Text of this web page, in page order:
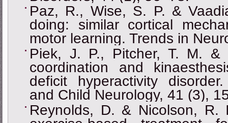
Paz, R., Wise, S. P. &
doing: similar cortical
motor learning. Trends in
Piek, J. P., Pitcher, T. M. &
coordination and
deficit hyperactivity
and Child Neurology, 41 (3),
Reynolds, D. & Nicolson,